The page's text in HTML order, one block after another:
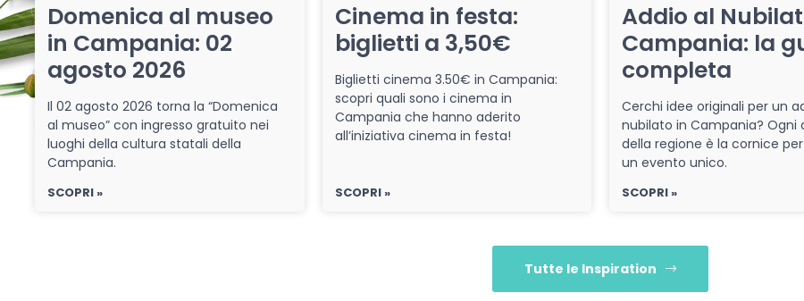
Domenica al museo
in Campania: 02
agosto 2026
Il 02 agosto 2026 torna la “Domenica
al museo” con ingresso gratuito nei
luoghi della cultura statali della
Campania.
SCOPRI »
Cinema in festa:
biglietti a 3,50€
Biglietti cinema 3.50€ in Campania:
scopri quali sono i cinema in
Campania che hanno aderito
all’iniziativa cinema in festa!
SCOPRI »
Addio al
Campania: la
completa
Cerchi idee originali per un
nubilato in Campania? Ogni
della regione è la cornice
un evento unico.
SCOPRI »
Tutte le Inspiration